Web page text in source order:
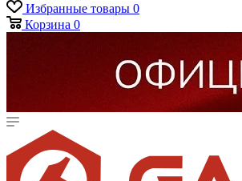
Избранные товары 0
Корзина 0